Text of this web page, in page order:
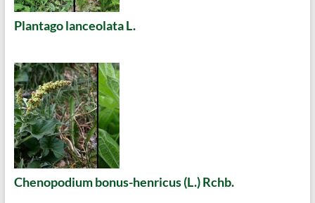
Plantago lanceolata L.
Chenopodium bonus-henricus (L.) Rchb.